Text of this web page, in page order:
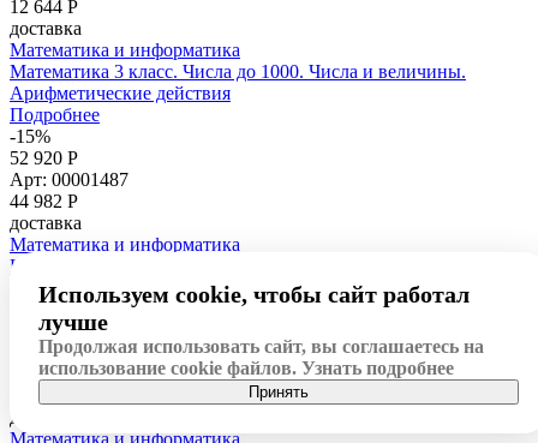
12 644 Р
доставка
Математика и информатика
Математика 3 класс. Числа до 1000. Числа и величины.
Арифметические действия
Подробнее
-15%
52 920 Р
Арт: 00001487
44 982 Р
доставка
Математика и информатика
Интерактивный наглядный комплекс для начальной школы
"Математика"
Подробнее
-14%
14 875 Р
Арт: 00001489
доставка
Математика и информатика
Используем cookie, чтобы сайт работал
лучше
Продолжая использовать сайт, вы соглашаетесь на
использование cookie файлов. Узнать подробнее
Принять